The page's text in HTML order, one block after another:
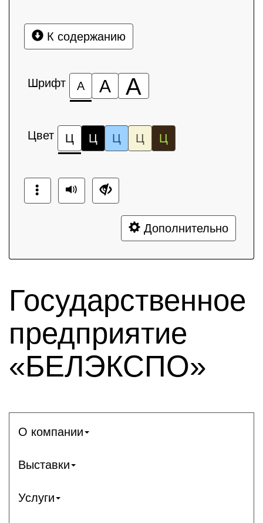
К содержанию
Шрифт А А А
Цвет Ц Ц Ц Ц Ц
Дополнительно
Государственное
предприятие
«БЕЛЭКСПО»
О компании
Выставки
Услуги